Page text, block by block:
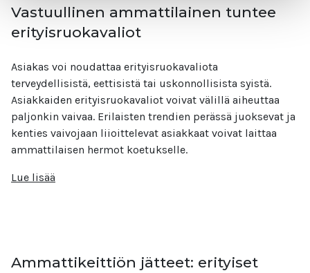
Vastuullinen ammattilainen tuntee
erityisruokavaliot
Asiakas voi noudattaa erityisruokavaliota
terveydellisistä, eettisistä tai uskonnollisista syistä.
Asiakkaiden erityisruokavaliot voivat välillä aiheuttaa
paljonkin vaivaa. Erilaisten trendien perässä juoksevat ja
kenties vaivojaan liioittelevat asiakkaat voivat laittaa
ammattilaisen hermot koetukselle.
Lue lisää
Ammattikeittiön jätteet: erityiset